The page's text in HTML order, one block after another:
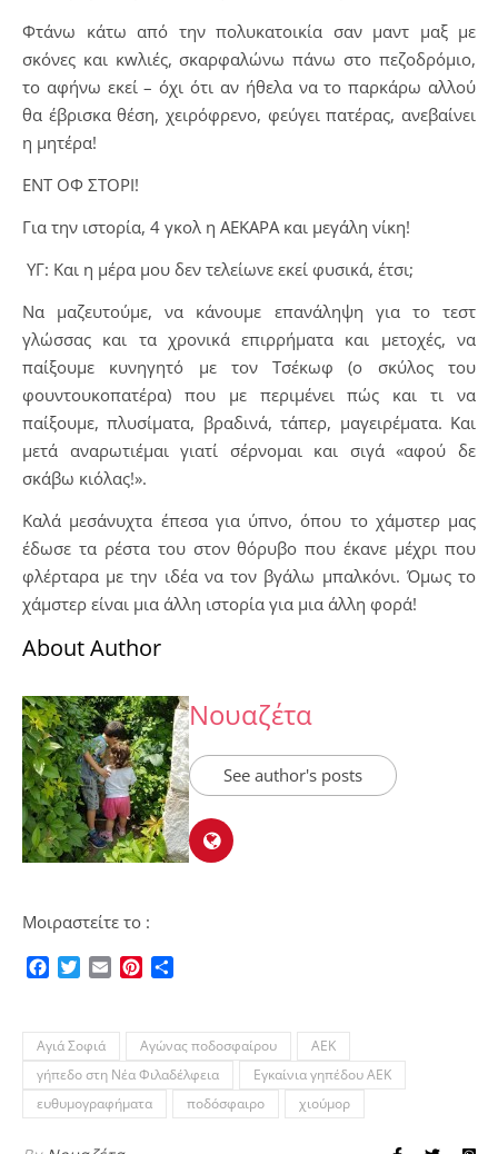
Φτάνω κάτω από την πολυκατοικία σαν μαντ μαξ με
σκόνες και κwλιές, σκαρφαλώνω πάνω στο πεζοδρόμιο,
το αφήνω εκεί – όχι ότι αν ήθελα να το παρκάρω αλλού
θα έβρισκα θέση, χειρόφρενο, φεύγει πατέρας, ανεβαίνει
η μητέρα!
ΕΝΤ ΟΦ ΣΤΟΡΙ!
Για την ιστορία, 4 γκολ η ΑΕΚΑΡΑ και μεγάλη νίκη!
ΥΓ: Και η μέρα μου δεν τελείωνε εκεί φυσικά, έτσι;
Να μαζευτούμε, να κάνουμε επανάληψη για το τεστ
γλώσσας και τα χρονικά επιρρήματα και μετοχές, να
παίξουμε κυνηγητό με τον Τσέκωφ (ο σκύλος του
φουντουκοπατέρα) που με περιμένει πώς και τι να
παίξουμε, πλυσίματα, βραδινά, τάπερ, μαγειρέματα. Και
μετά αναρωτιέμαι γιατί σέρνομαι και σιγά «αφού δε
σκάβω κιόλας!».
Καλά μεσάνυχτα έπεσα για ύπνο, όπου το χάμστερ μας
έδωσε τα ρέστα του στον θόρυβο που έκανε μέχρι που
φλέρταρα με την ιδέα να τον βγάλω μπαλκόνι. Όμως το
χάμστερ είναι μια άλλη ιστορία για μια άλλη φορά!
About Author
Νουαζέτα
See author's posts
Μοιραστείτε το :
Facebook
TwitterEmailPinterest
Αγιά Σοφιά Αγώνας ποδοσφαίρου
ΑΕΚ
γήπεδο στη Νέα Φιλαδέλφεια
Εγκαίνια γηπέδου ΑΕΚ
ευθυμογραφήματα
ποδόσφαιρο χιούμορ